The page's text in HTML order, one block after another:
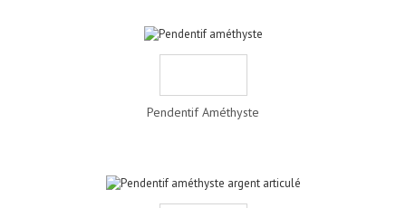
Pendentif Améthyste